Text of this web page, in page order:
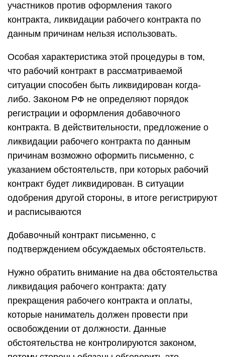
участников против оформления такого
контракта, ликвидации рабочего контракта по
данным причинам нельзя использовать.
Особая характеристика этой процедуры в том,
что рабочий контракт в рассматриваемой
ситуации способен быть ликвидирован когда-
либо. Законом РФ не определяют порядок
регистрации и оформления добавочного
контракта. В действительности, предложение о
ликвидации рабочего контракта по данным
причинам возможно оформить письменно, с
указанием обстоятельств, при которых рабочий
контракт будет ликвидирован. В ситуации
одобрения другой стороны, в итоге регистрируют
и расписываются
Добавочный контракт письменно, с
подтверждением обсуждаемых обстоятельств.
Нужно обратить внимание на два обстоятельства
ликвидация рабочего контракта: дату
прекращения рабочего контракта и оплаты,
которые наниматель должен провести при
освобождении от должности. Данные
обстоятельства не контролируются законом,